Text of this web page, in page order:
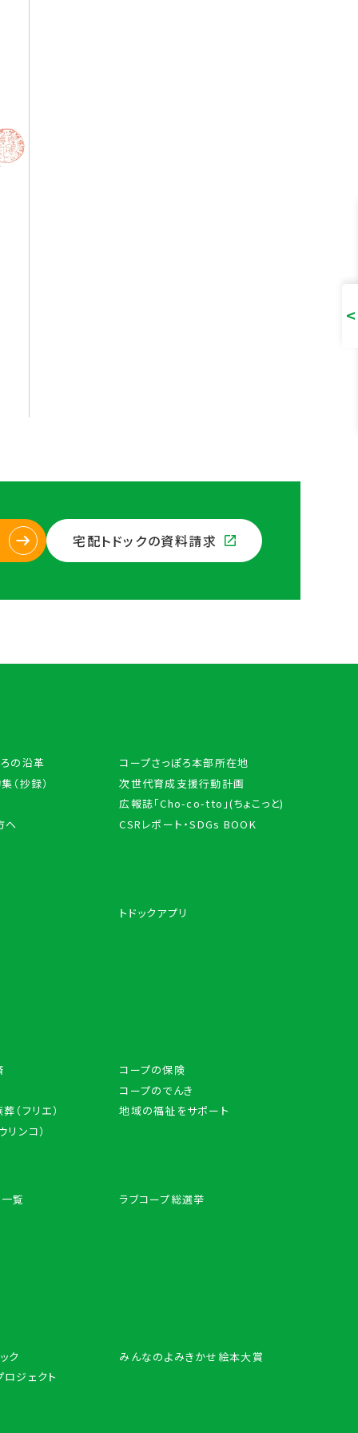
宅配トドックの資料請求
の沿革
コープさっぽろ本部所在地
（抄録）
次世代育成支援行動計画
広報誌「Cho-co-tto」(ちょこっと)
へ
CSRレポート・SDGs BOOK
トドックアプリ
コープの保険
コープのでんき
（フリエ）
地域の福祉をサポート
ンコ）
覧
ラブコープ総選挙
ク
みんなのよみきかせ絵本大賞
ジェクト